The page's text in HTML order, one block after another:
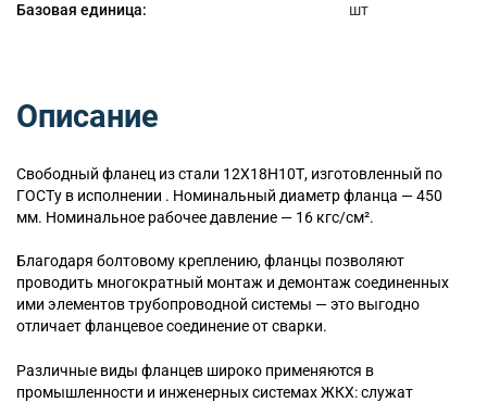
Базовая единица:
шт
Описание
Свободный фланец из стали 12Х18Н10Т, изготовленный по
ГОСТу в исполнении . Номинальный диаметр фланца — 450
мм. Номинальное рабочее давление — 16 кгс/см².
Благодаря болтовому креплению, фланцы позволяют
проводить многократный монтаж и демонтаж соединенных
ими элементов трубопроводной системы — это выгодно
отличает фланцевое соединение от сварки.
Различные виды фланцев широко применяются в
промышленности и инженерных системах ЖКХ: служат